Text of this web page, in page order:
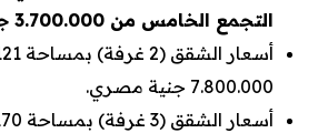
التجمع الخامس من 3.700.000 جنية مصري.
7.800.000 جنية مصري.